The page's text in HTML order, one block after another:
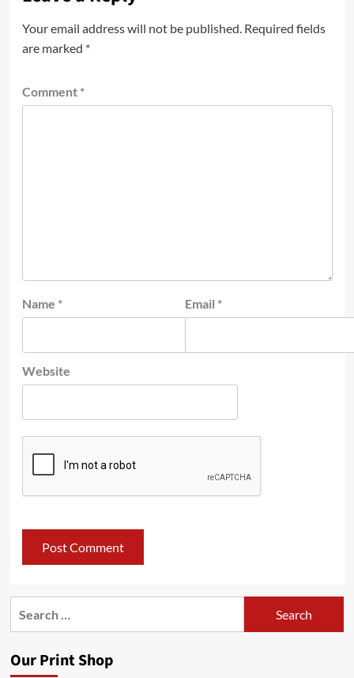
Your email address will not be published. Required fields
are marked *
Comment *
Name * Email *
Website
Our Print Shop